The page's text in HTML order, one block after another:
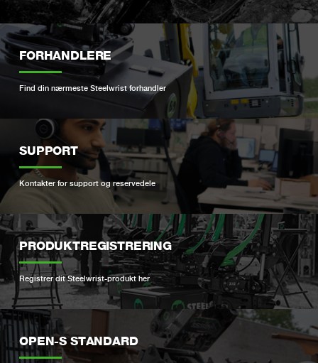
FORHANDLERE
Find din nærmeste Steelwrist forhandler
SUPPORT
Kontakter for support og reservedele
PRODUKTREGISTRERING
Registrer dit Steelwrist-produkt her
OPEN-S STANDARD